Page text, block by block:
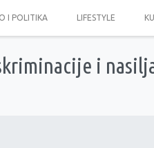
I POLITIKA LIFESTYLE
i